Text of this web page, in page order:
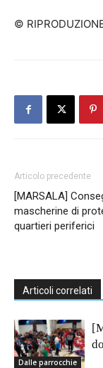
©
Articolo precedente
[MARSALA]
mascherine di
quartieri periferici
Articoli correlati
Dalle parrocchie